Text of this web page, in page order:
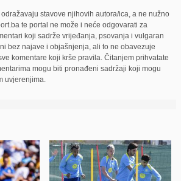
stavove njihovih autora/ica, a ne nužno
te portal ne može i neće odgovarati za
koji sadrže vrijeđanja, psovanja i vulgaran
bez najave i objašnjenja, ali to ne obavezuje
komentare koji krše pravila. Čitanjem prihvatate
mogu biti pronađeni sadržaji koji mogu
uvjerenjima.